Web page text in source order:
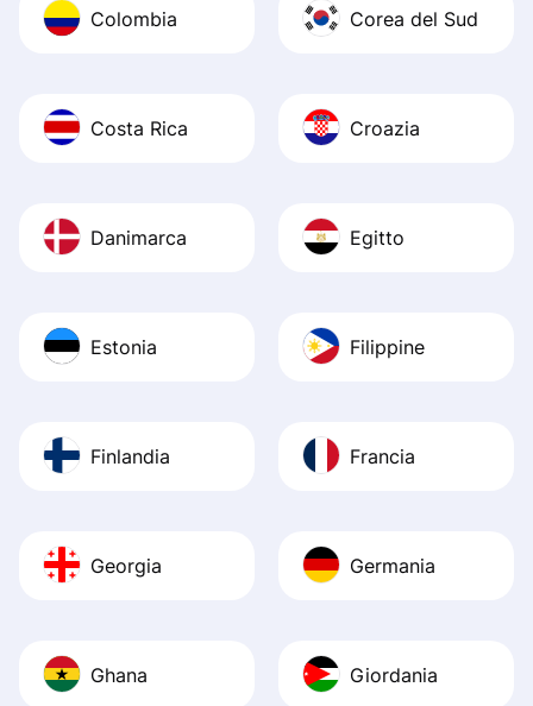
Colombia Corea del Sud
Costa Rica Croazia
Danimarca Egitto
Estonia Filippine
Finlandia Francia
Georgia Germania
Ghana Giordania